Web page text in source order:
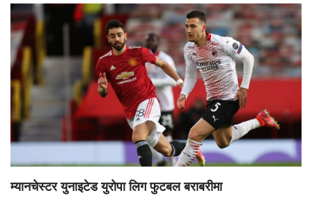
म्यानचेस्टर युनाइटेड युरोपा लिग फुटबल बराबरीमा